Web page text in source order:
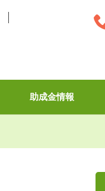
助成金情報